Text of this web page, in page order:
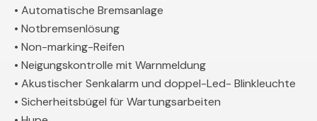
• Automatische Bremsanlage
• Notbremsenlösung
• Non-marking-Reifen
• Neigungskontrolle mit Warnmeldung
• Akustischer Senkalarm und doppel-Led- Blinkleuchte
• Sicherheitsbügel für Wartungsarbeiten